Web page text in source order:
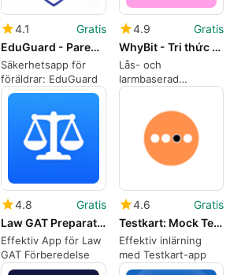
4.1
Gratis
EduGuard - Parent App
Säkerhetsapp för
föräldrar: EduGuard
4.9
Gratis
WhyBit - Tri thức Khóa + Alarm
Lås- och
larmbaserad
utbildningstrivia-app
4.8
Gratis
Law GAT Preparation
Effektiv App för Law
GAT Förberedelse
4.6
Gratis
Testkart: Mock Test & Courses
Effektiv inlärning
med Testkart-app